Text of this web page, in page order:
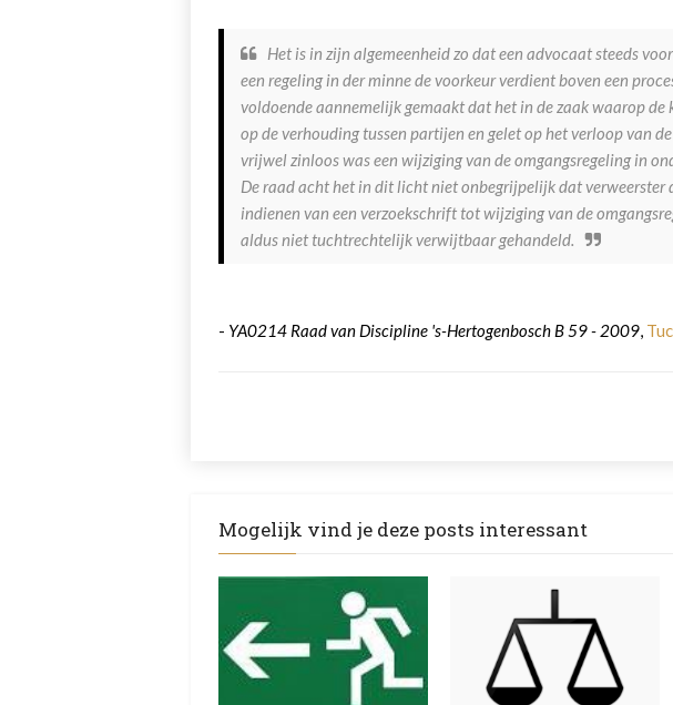
Het is in zijn algemeenheid zo dat een advocaat steeds
een regeling in der minne de voorkeur verdient boven een
voldoende aannemelijk gemaakt dat het in de zaak waarop de
op de verhouding tussen partijen en gelet op het verloop van
vrijwel zinloos was een wijziging van de omgangsregeling in
De raad acht het in dit licht niet onbegrijpelijk dat verweerster
indienen van een verzoekschrift tot wijziging van de
aldus niet tuchtrechtelijk verwijtbaar gehandeld.
- YA0214 Raad van Discipline 's-Hertogenbosch B 59 - 2009,
Mogelijk vind je deze posts interessant